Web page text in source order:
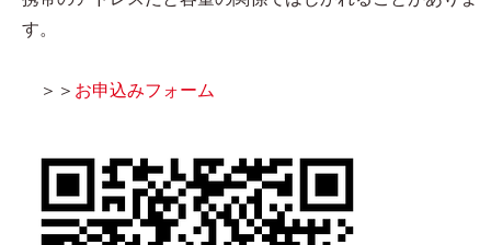
す。
＞＞ お申込みフォーム